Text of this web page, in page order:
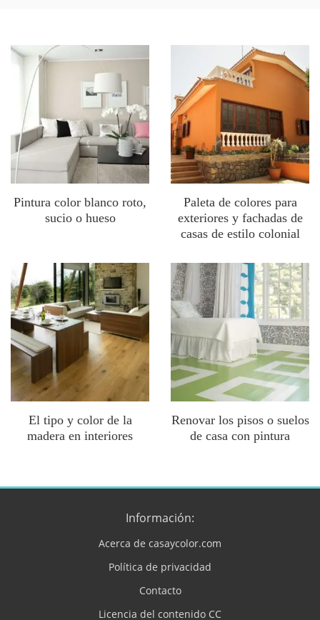
Pintura color blanco roto,
sucio o hueso
Paleta de colores para
exteriores y fachadas de
casas de estilo colonial
El tipo y color de la
madera en interiores
Renovar los pisos o suelos
de casa con pintura
Información:
Acerca de casaycolor.com
Política de privacidad
Contacto
Licencia del contenido CC